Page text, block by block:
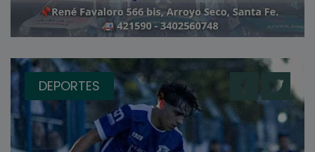
DEPORTES